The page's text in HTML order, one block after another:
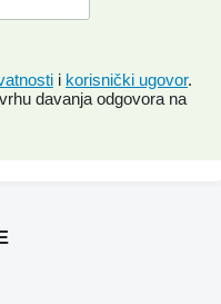
i korisnički ugovor.
davanja odgovora na